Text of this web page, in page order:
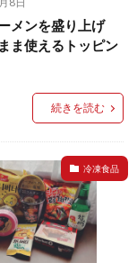
メンを盛り上げ
ま使えるトッピン
続きを読む
冷凍食品